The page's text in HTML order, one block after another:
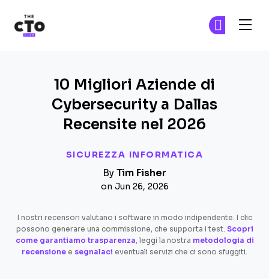
SICUREZZA INFORMATICA
10 Migliori Aziende di
Cybersecurity a Dallas
Recensite nel 2026
By Tim Fisher
on Jun 26, 2026
I nostri recensori valutano i software in modo indipendente. I clic
possono generare una commissione, che supporta i test. Scopri
come garantiamo trasparenza, leggi la nostra metodologia di
recensione e segnalaci eventuali servizi che ci sono sfuggiti.